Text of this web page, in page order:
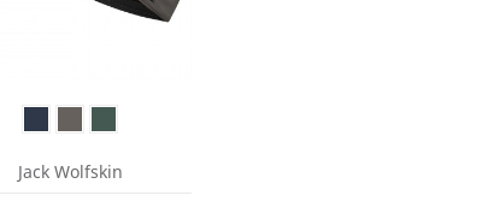
Jack Wolfskin